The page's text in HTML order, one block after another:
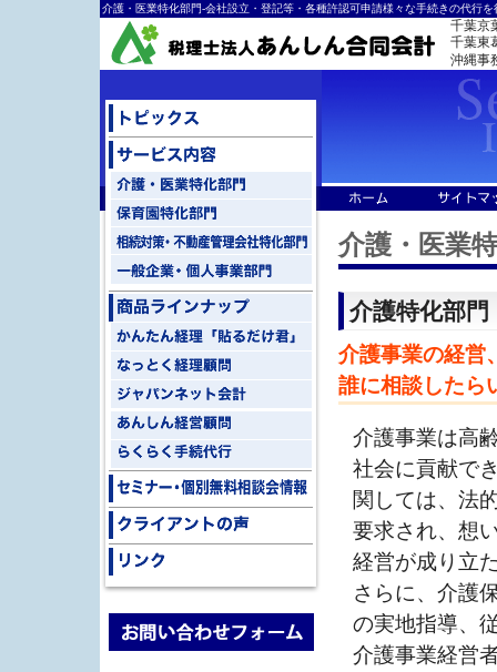
介護・医業特化部門-会社設立・登記等・各種許認可申請様々な手続きの代行
千葉京
千葉東
沖縄事
介護・医業
介護特化部門
介護事業の経営
誰に相談したら
介護事業は高
社会に貢献で
関しては、法
要求され、想
経営が成り立
さらに、介護
の実地指導、
介護事業経営